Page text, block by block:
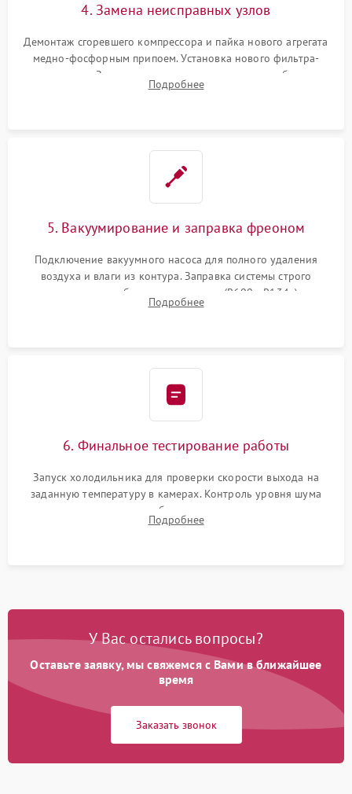
4. Замена неисправных узлов
Демонтаж сгоревшего компрессора и пайка нового агрегата
медно-фосфорным припоем. Установка нового фильтра-
осушителя. Замена изношенных вентиляторов обдува,
сломанных заслонок или поврежденных дверных петель.
Подробнее
5. Вакуумирование и заправка фреоном
Подключение вакуумного насоса для полного удаления
воздуха и влаги из контура. Заправка системы строго
дозированным объемом хладагента (R600a, R134a) по
электронным весам. Контроль рабочего давления в системе.
Подробнее
6. Финальное тестирование работы
Запуск холодильника для проверки скорости выхода на
заданную температуру в камерах. Контроль уровня шума
компрессора, отсутствия обмерзания стенок и корректного
срабатывания системы автоматической оттайки.
Подробнее
У Вас остались вопросы?
Оставьте заявку, мы свяжемся с Вами в ближайшее
время
Заказать звонок